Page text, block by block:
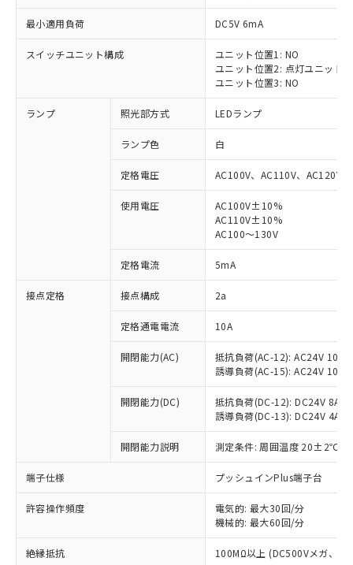
最小適用負荷 DC5V 6mA
スイッチユニット構成
ユニット位置1: NO
ユニット位置2: 点灯ユニット
ユニット位置3: NO
ランプ 照光部方式 LEDランプ
ランプ色 白
定格電圧 AC100V、AC110V、AC120V
使用電圧
AC100V±10%
AC110V±10%
AC100～130V
定格電流 5mA
接点定格 接点構成 2a
定格通電電流 10A
開閉能力(AC)
抵抗負荷(AC-12): AC24V 10A/
誘導負荷(AC-15): AC24V
開閉能力(DC)
抵抗負荷(DC-12): DC24V 8A/
誘導負荷(DC-13): DC24V 4A/
開閉能力説明 測定条件: 周囲温度 20±2℃、
端子仕様 プッシュインPlus端子台
許容操作頻度
電気的: 最大30回/分
機械的: 最大60回/分
絶縁抵抗 100MΩ以上 (DC500Vメガ、点
ご利用条件
以下の条件をお読みいただき、同意のうえ
ご利用ください。
商品の当社在庫状況および標準価格
(税抜)を提供させていただくもので
当社制御機器事業取扱商品の中には、
本サービスの対象外となる商品もある
ことをご了承ください。
在庫状況および標準価格照会結果は、
記載している更新日時点での社内デー
タに基づき作成されるものであり、閲
覧された時点での実際の在庫および標
※1 対応状況
対応済み：EU RoHS指令（10物質）の
非含有に対応した製品が提供可能な商品で
対応予定：EU RoHS指令（10物質）の非含
有に対応した製品に切り替える予定のある
対応予定なし：EU RoHS指令（10物質）の
非含有に非対応の商品で、対応品を出す予
調査・確認中：EU RoHS指令（10物質）の
非含有の対応状況を調査中または確認中の
非該当品：ライセンス料など無形物で、有
害物質有無と関係のない商品です。
仕入先様の事情により、非含有部品として
いたものが、含有品と判明した場合などや
むを得ず変更することがあります。
ミウム(Cd) 100ppm以下、
※1 中国RoHS○×表
「○」：最大均質材料含有率が中国RoHSの
基準値以下であることを示します。
「×」：最大均質材料含有率が中国RoHSの
基準値を超えていることを示します。
「－」：未確認です。当社販売部門へお問
い合わせください。
*中国RoHS10物質の基準値 (GB/T26572)：
Pb(鉛) :1000ppm、 Hg(水銀) : 1000ppm、 Cd(カドミウ
当社は、これら貴社製品のうち、外国
為替および外国貿易法に定める商品
（以下｢規制貨物等」という）を輸出
または国外への提供する場合は、日本
国政府の輸出許可(または役務取引許